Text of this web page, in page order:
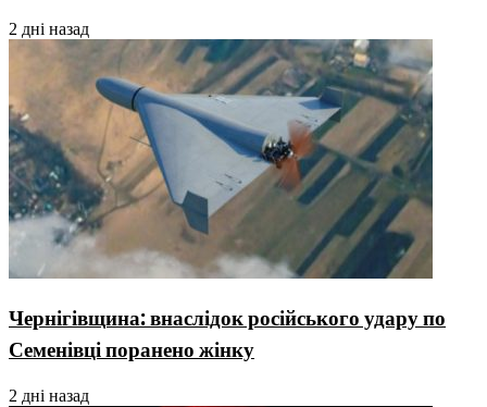
2 дні назад
Чернігівщина: внаслідок російського удару по
Семенівці поранено жінку
2 дні назад